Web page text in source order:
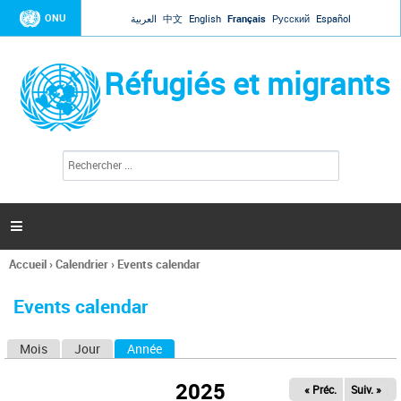
Jump to navigation
ONU العربية 中文 English Français Русский Español
Réfugiés et migrants
l
c
h
e

Vous
ici
Accueil›Calendrier› Events calendar
Events calendar
Mois Jour Année
2025 « Préc. Suiv. »